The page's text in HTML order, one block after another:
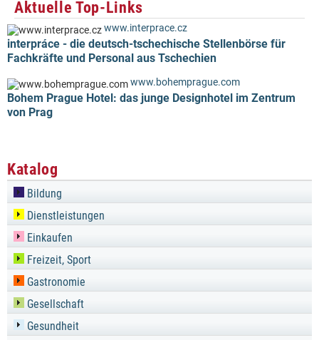
Aktuelle Top-Links
www.interprace.cz
interpráce - die deutsch-tschechische Stellenbörse für
Fachkräfte und Personal aus Tschechien
www.bohemprague.com
Bohem Prague Hotel: das junge Designhotel im Zentrum
von Prag
Katalog
Bildung
Dienstleistungen
Einkaufen
Freizeit, Sport
Gastronomie
Gesellschaft
Gesundheit